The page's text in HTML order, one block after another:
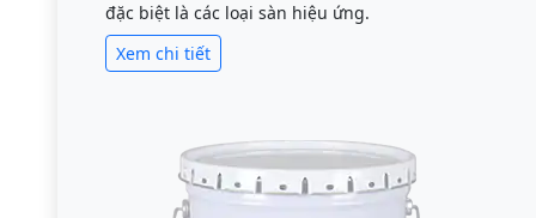
đặc biệt là các loại sàn hiệu ứng.
Xem chi tiết